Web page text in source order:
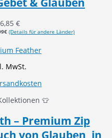
€
(Details für andere Länder)
MwSt.
👕
– Premium Zip
von Glauben, in